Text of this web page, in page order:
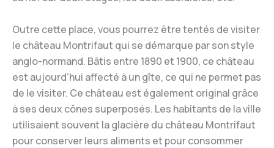
Outre cette place, vous pourrez être tentés de visiter
le château Montrifaut qui se démarque par son style
anglo-normand. Bâtis entre 1890 et 1900, ce château
est aujourd’hui affecté à un gîte, ce qui ne permet pas
de le visiter. Ce château est également original grâce
à ses deux cônes superposés. Les habitants de la ville
utilisaient souvent la glacière du château Montrifaut
pour conserver leurs aliments et pour consommer